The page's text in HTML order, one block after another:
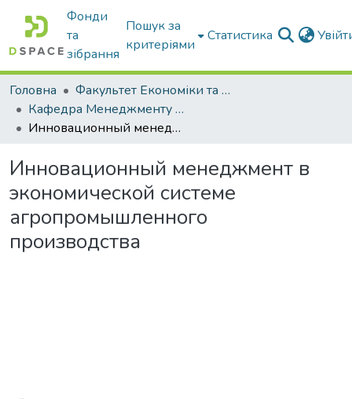
Фонди
та
зібрання
Пошук за
критеріями
Статистика
Головна
Факультет Економіки та бізнесу
Кафедра Менеджменту та публічного адміністрування
Инновационный менеджмент в экономической системе агропромышленного производства
Инновационный менеджмент в
экономической системе
агропромышленного
производства